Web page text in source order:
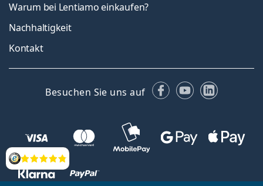
Bewertung
Warum bei Lentiamo einkaufen?
Nachhaltigkeit
Kontakt
Besuchen Sie uns auf Facebook
YouTubeLinkedIn